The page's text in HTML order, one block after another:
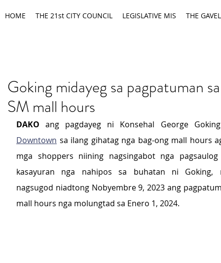
HOME THE 21st CITY COUNCIL LEGISLATIVE MIS THE GAVEL
Goking midayeg sa pagpatuman
SM mall hours
DAKO ang pagdayeg ni Konsehal George
Downtown sa ilang gihatag nga bag-ong mall hours
mga shoppers niining nagsingabot nga
kasayuran nga nahipos sa buhatan ni Goking,
nagsugod niadtong Nobyembre 9, 2023 ang
mall hours nga molungtad sa Enero 1, 2024.